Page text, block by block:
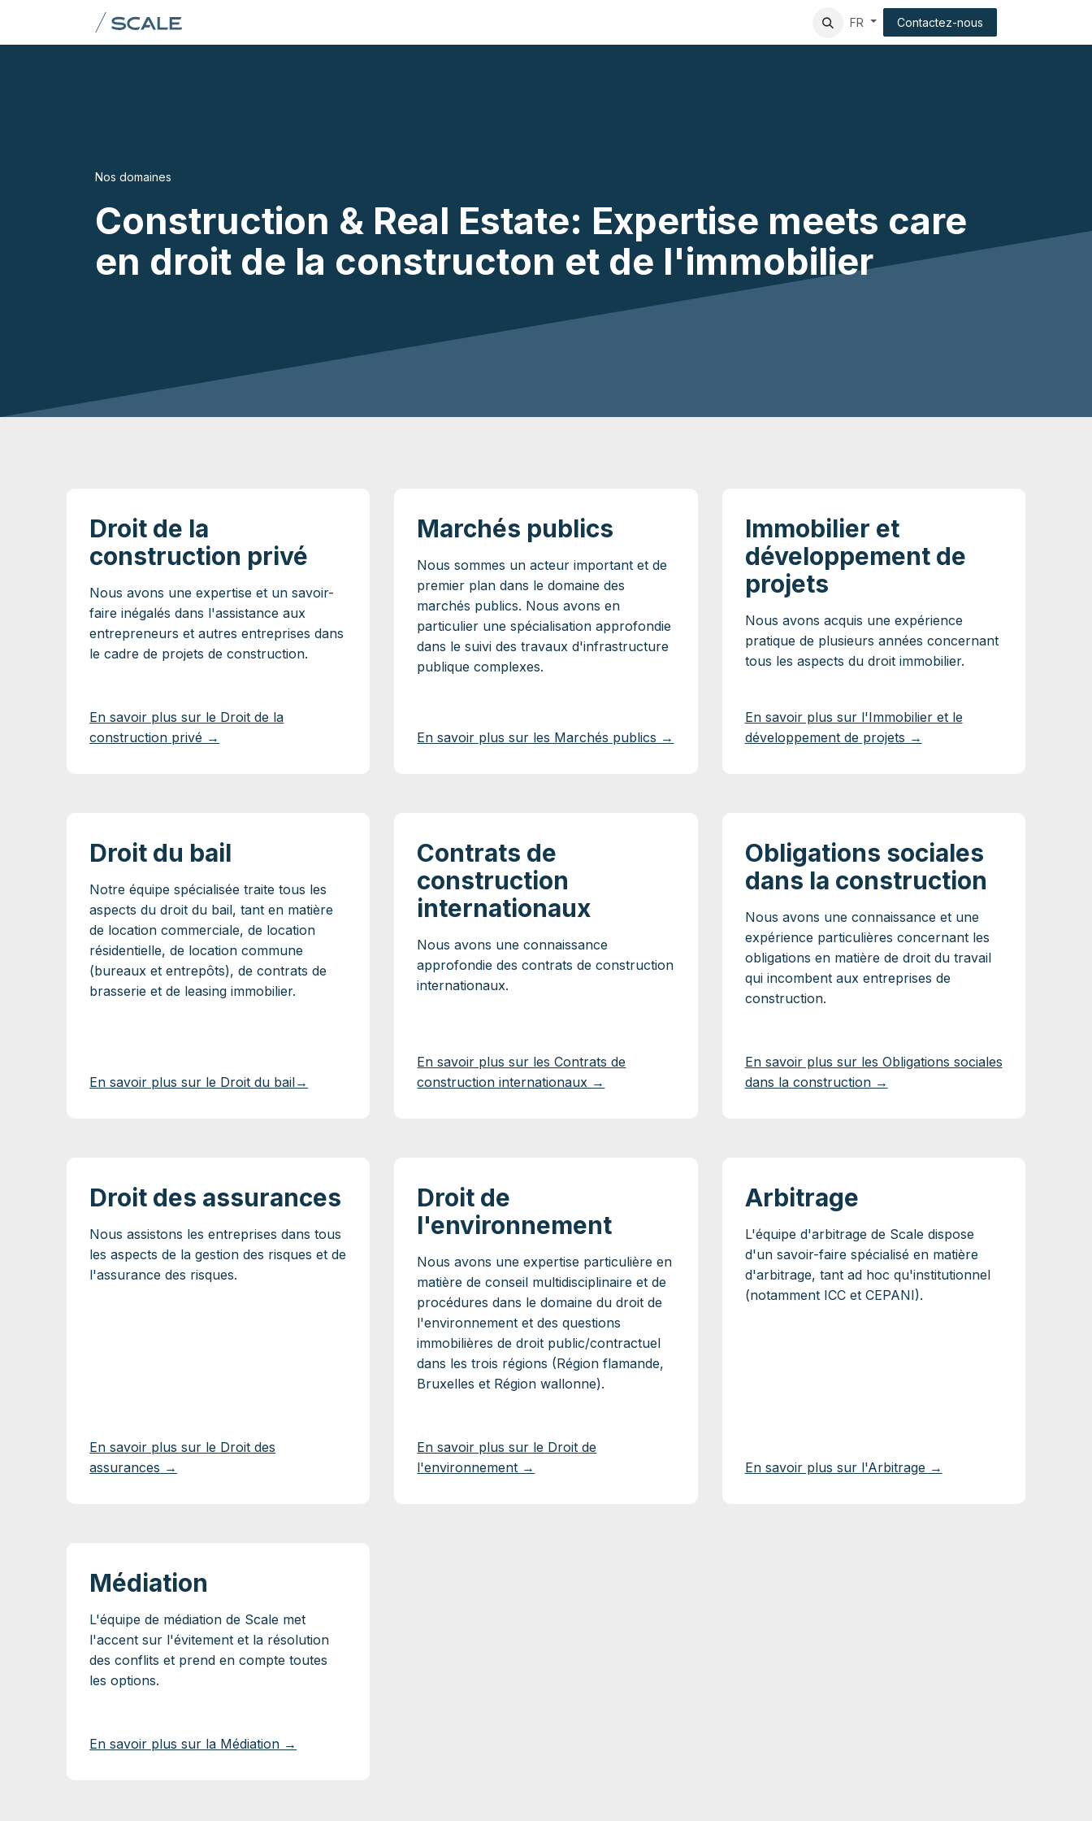
Se rendre au contenu
Client experience
FR Contactez-nous
Nos domaines
Construction & Real Estate: Expertise meets care
en droit de la constructon et de l'immobilier
Droit de la
construction privé
Nous avons une expertise et un savoir-
faire inégalés dans l'assistance aux
entrepreneurs et autres entreprises dans
le cadre de projets de construction.
En savoir plus sur le Droit de la
construction privé →
Marchés publics
Nous sommes un acteur important et de
premier plan dans le domaine des
marchés publics. Nous avons en
particulier une spécialisation approfondie
dans le suivi des travaux d'infrastructure
publique complexes.
En savoir plus sur les Marchés publics →
Immobilier et
développement de
projets
Nous avons acquis une expérience
pratique de plusieurs années concernant
tous les aspects du droit immobilier.
En savoir plus sur l'Immobilier et le
développement de projets →
Droit du bail
Notre équipe spécialisée traite tous les
aspects du droit du bail, tant en matière
de location commerciale, de location
résidentielle, de location commune
(bureaux et entrepôts), de contrats de
brasserie et de leasing immobilier.
En savoir plus sur le Droit du bail→
Contrats de
construction
internationaux
Nous avons une connaissance
approfondie des contrats de construction
internationaux.
En savoir plus sur les Contrats de
construction internationaux →
Obligations sociales
dans la construction
Nous avons une connaissance et une
expérience particulières concernant les
obligations en matière de droit du travail
qui incombent aux entreprises de
construction.
En savoir plus sur les Obligations sociales
dans la construction →
Droit des assurances
Nous assistons les entreprises dans tous
les aspects de la gestion des risques et de
l'assurance des risques.
En savoir plus sur le Droit des
assurances →
Droit de
l'environnement
Nous avons une expertise particulière en
matière de conseil multidisciplinaire et de
procédures dans le domaine du droit de
l'environnement et des questions
immobilières de droit public/contractuel
dans les trois régions (Région flamande,
Bruxelles et Région wallonne).
En savoir plus sur le Droit de
l'environnement →
Arbitrage
L'équipe d'arbitrage de Scale dispose
d'un savoir-faire spécialisé en matière
d'arbitrage, tant ad hoc qu'institutionnel
(notamment ICC et CEPANI).
En savoir plus sur l'Arbitrage →
Médiation
L'équipe de médiation de Scale met
l'accent sur l'évitement et la résolution
des conflits et prend en compte toutes
les options.
En savoir plus sur la Médiation →